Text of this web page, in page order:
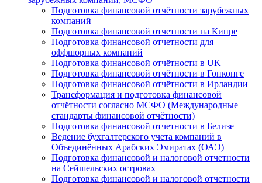
Подготовка финансовой отчётности зарубежных
компаний
Подготовка финансовой отчетности на Кипре
Подготовка финансовой отчетности для
оффшорных компаний
Подготовка финансовой отчётности в UK
Подготовка финансовой отчётности в Гонконге
Подготовка финансовой отчётности в Ирландии
Трансформация и подготовка финансовой
отчётности согласно МСФО (Международные
стандарты финансовой отчётности)
Подготовка финансовой отчетности в Белизе
Ведение бухгалтерского учета компаний в
Объединённых Арабских Эмиратах (ОАЭ)
Подготовка финансовой и налоговой отчетности
на Сейшельских островах
Подготовка финансовой и налоговой отчетности